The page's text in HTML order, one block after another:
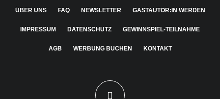
ÜBER UNS FAQ NEWSLETTER GASTAUTOR:IN WERDEN
IMPRESSUM DATENSCHUTZ GEWINNSPIEL-TEILNAHME
AGB WERBUNG BUCHEN KONTAKT